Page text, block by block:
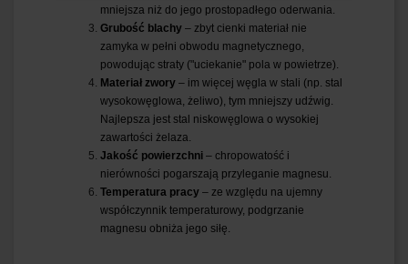
mniejsza niż do jego prostopadłego oderwania.
Grubość blachy – zbyt cienki materiał nie
zamyka w pełni obwodu magnetycznego,
powodując straty ("uciekanie" pola w powietrze).
Materiał zwory – im więcej węgla w stali (np. stal
wysokowęglowa, żeliwo), tym mniejszy udźwig.
Najlepsza jest stal niskowęglowa o wysokiej
zawartości żelaza.
Jakość powierzchni – chropowatość i
nierówności pogarszają przyleganie magnesu.
Temperatura pracy – ze względu na ujemny
współczynnik temperaturowy, podgrzanie
magnesu obniża jego siłę.